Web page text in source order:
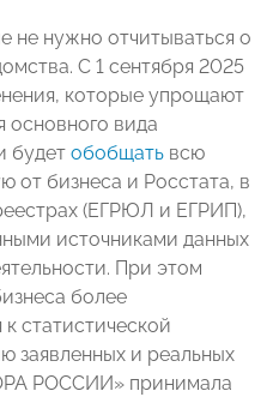
не нужно отчитываться о
С 1 сентября 2025
которые упрощают
основного вида
будет обобщать всю
бизнеса и Росстата, в
(ЕГРЮЛ и ЕГРИП),
источниками данных
При этом
более
статистической
заявленных и реальных
РОССИИ» принимала